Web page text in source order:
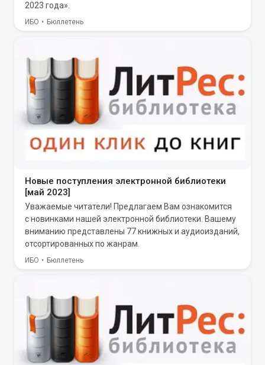
2023 года».
ИБО Бюллетень
Новые поступления электронной библиотеки
[май 2023]
Уважаемые читатели! Предлагаем Вам ознакомится
с новинками нашей электронной библиотеки. Вашему
вниманию представлены 77 книжных и аудиоизданий,
отсортированных по жанрам.
ИБО Бюллетень